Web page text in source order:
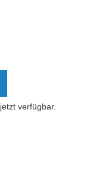
verfügbar.